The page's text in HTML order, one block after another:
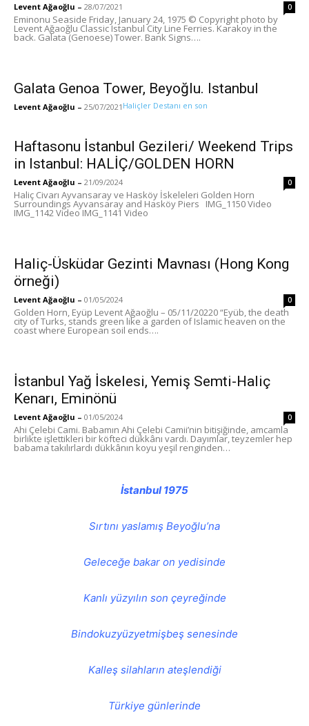
Levent Ağaoğlu – 28/07/2021 0
Eminonu Seaside Friday, January 24, 1975 © Copyright photo by
Levent Ağaoğlu Classic Istanbul City Line Ferries. Karakoy in the
back. Galata (Genoese) Tower. Bank Signs….
Galata Genoa Tower, Beyoğlu. Istanbul
Levent Ağaoğlu – 25/07/2021 Haliçler Destanı en son
Haftasonu İstanbul Gezileri/ Weekend Trips
in Istanbul: HALİÇ/GOLDEN HORN
Levent Ağaoğlu – 21/09/2024 0
Haliç Civarı Ayvansaray ve Hasköy İskeleleri Golden Horn
Surroundings Ayvansaray and Hasköy Piers IMG_1150 Video
IMG_1142 Video IMG_1141 Video
Haliç-Üsküdar Gezinti Mavnası (Hong Kong
örneği)
Levent Ağaoğlu – 01/05/2024 0
Golden Horn, Eyüp Levent Ağaoğlu – 05/11/20220 “Eyüb, the death
city of Turks, stands green like a garden of Islamic heaven on the
coast where European soil ends….
İstanbul Yağ İskelesi, Yemiş Semti-Haliç
Kenarı, Eminönü
Levent Ağaoğlu – 01/05/2024 0
Ahi Çelebi Cami. Babamın Ahi Çelebi Camii’nin bitişiğinde, amcamla
birlikte işlettikleri bir köfteci dükkânı vardı. Dayımlar, teyzemler hep
babama takılırlardı dükkânın koyu yeşil renginden…
İstanbul 1975
Sırtını yaslamış Beyoğlu’na
Geleceğe bakar on yedisinde
Kanlı yüzyılın son çeyreğinde
Bindokuzyüzyetmişbeş senesinde
Kalleş silahların ateşlendiği
Türkiye günlerinde